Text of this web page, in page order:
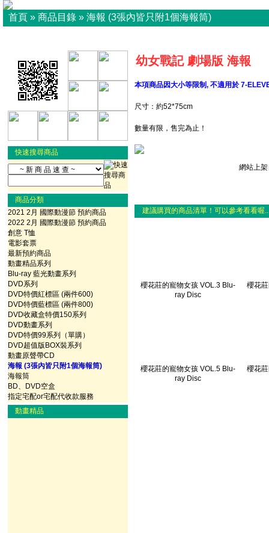
首頁 » 商品目錄 » 海報 (3張內皆只附1個海報筒)
快速搜尋商品
商品分類
2021 2月 國際動漫節 預約商品
2022 2月 國際動漫節 預約商品
創意 T恤
電影套票
最新預約商品
動畫精品系列
Blu-ray 藍光動畫系列
DVD系列
DVD特價紅標區 (兩件600)
DVD特價藍標區 (兩件800)
DVD收藏盒特價150系列
DVD動畫系列
DVD特價99系列（單購）
DVD超值版BOX裝系列
動畫原聲帶CD
海報 (3張內皆只附1個海報筒)
海報筒
BD、DVD空盒
指定宅配or宅配代收款服務
動畫精品
幼女戰記 劇場版 海報
本項商品因大小等限制, 不適用於 7-
尺寸：約52*75cm
數量有限，售完為止！
網站上
建議購買的商品清單！可以參考看看喔
櫻花莊的寵物女孩 VOL.3 Blu-
ray Disc
櫻花
櫻花莊的寵物女孩 VOL.5 Blu-
ray Disc
櫻花